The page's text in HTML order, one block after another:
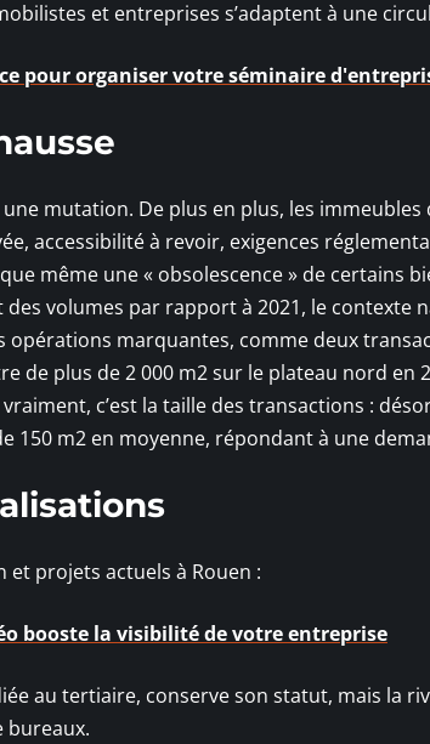
et entreprises s’adaptent à une
pour organiser votre séminaire
mutation. De plus en plus, les
accessibilité à revoir, exigences
même une « obsolescence » de certains
volumes par rapport à 2021, le contexte
opérations marquantes, comme deux
de plus de 2 000 m2 sur le plateau nord en
c’est la taille des transactions :
150 m2 en moyenne, répondant à une
et projets actuels à Rouen :
booste la visibilité de votre entreprise
au tertiaire, conserve son statut, mais la
bureaux.